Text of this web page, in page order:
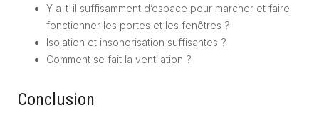
Y a-t-il suffisamment d’espace pour marcher et faire
fonctionner les portes et les fenêtres ?
Isolation et insonorisation suffisantes ?
Comment se fait la ventilation ?
Conclusion